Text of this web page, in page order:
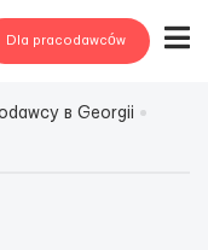
Dla pracodawców
в Georgii